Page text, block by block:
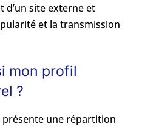
d’un site externe et
et la transmission
mon profil
?
présente une répartition